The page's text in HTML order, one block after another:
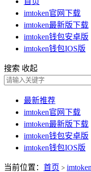
imtoken官网下载
imtoken最新版下载
imtoken钱包安卓版
imtoken钱包IOS版
搜索 收起
最新推荐
imtoken官网下载
imtoken最新版下载
imtoken钱包安卓版
imtoken钱包IOS版
当前位置： 首页 >